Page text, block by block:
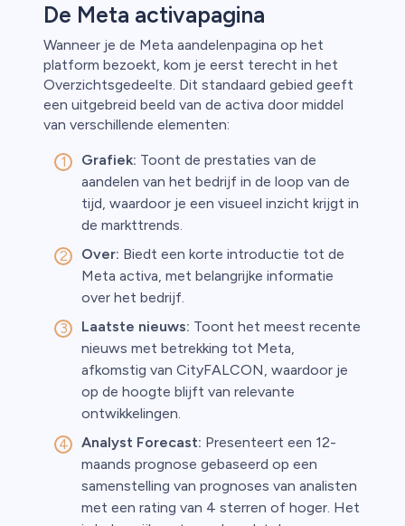
De Meta activapagina
Wanneer je de Meta aandelenpagina op het
platform bezoekt, kom je eerst terecht in het
Overzichtsgedeelte. Dit standaard gebied geeft
een uitgebreid beeld van de activa door middel
van verschillende elementen:
Grafiek: Toont de prestaties van de
aandelen van het bedrijf in de loop van de
tijd, waardoor je een visueel inzicht krijgt in
de markttrends.
Over: Biedt een korte introductie tot de
Meta activa, met belangrijke informatie
over het bedrijf.
Laatste nieuws: Toont het meest recente
nieuws met betrekking tot Meta,
afkomstig van CityFALCON, waardoor je
op de hoogte blijft van relevante
ontwikkelingen.
Analyst Forecast: Presenteert een 12-
maands prognose gebaseerd op een
samenstelling van prognoses van analisten
met een rating van 4 sterren of hoger. Het